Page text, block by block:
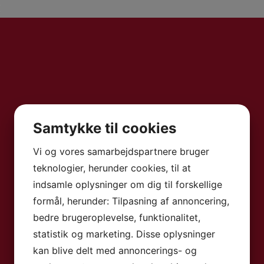
500 meter til stranden. GF Fanabe er meget
den skønne mad og så naturligvis pga. den
terrasse, hvorfra man har et smukt syn ud
så har man alt udenfor døren og der er blot
udvalg af restauranter.
værelser. Alle værelserne er varmt og
har alle minibar, tv, safetybox (mod
har møbleret terrasse med udsigt til bjerge,
Samtykke til cookies
Vi og vores samarbejdspartnere bruger
teknologier, herunder cookies, til at
indsamle oplysninger om dig til forskellige
formål, herunder: Tilpasning af annoncering,
bedre brugeroplevelse, funktionalitet,
statistik og marketing. Disse oplysninger
kan blive delt med annoncerings- og